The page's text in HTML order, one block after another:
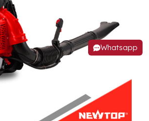
Whatsapp